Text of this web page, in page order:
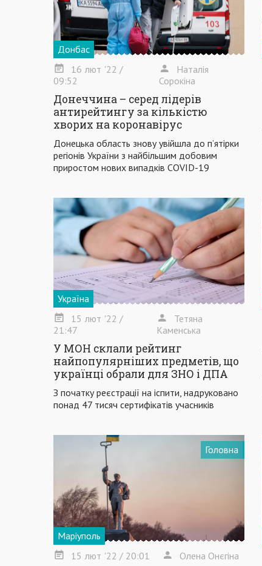
Донбас
16 лют '22 /
09:52
Наталія
Сорокіна
Донеччина – серед лідерів
антирейтингу за кількістю
хворих на коронавірус
Донецька область знову увійшла до п’ятірки
регіонів України з найбільшим добовим
приростом нових випадків COVID-19
Україна
15 лют '22 /
21:47
Тетяна
Каменська
У МОН склали рейтинг
найпопулярніших предметів, що
українці обрали для ЗНО і ДПА
З початку реєстрації на іспити, надруковано
понад 47 тисяч сертифікатів учасників
Головна
Маріуполь
15 лют '22 / 20:01 Олена Онєгіна